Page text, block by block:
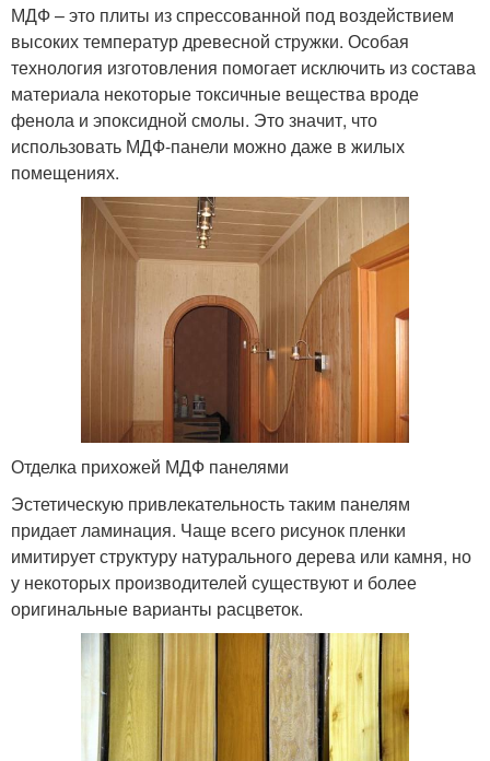
МДФ – это плиты из спрессованной под воздействием
высоких температур древесной стружки. Особая
технология изготовления помогает исключить из состава
материала некоторые токсичные вещества вроде
фенола и эпоксидной смолы. Это значит, что
использовать МДФ-панели можно даже в жилых
помещениях.
Отделка прихожей МДФ панелями
Эстетическую привлекательность таким панелям
придает ламинация. Чаще всего рисунок пленки
имитирует структуру натурального дерева или камня, но
у некоторых производителей существуют и более
оригинальные варианты расцветок.